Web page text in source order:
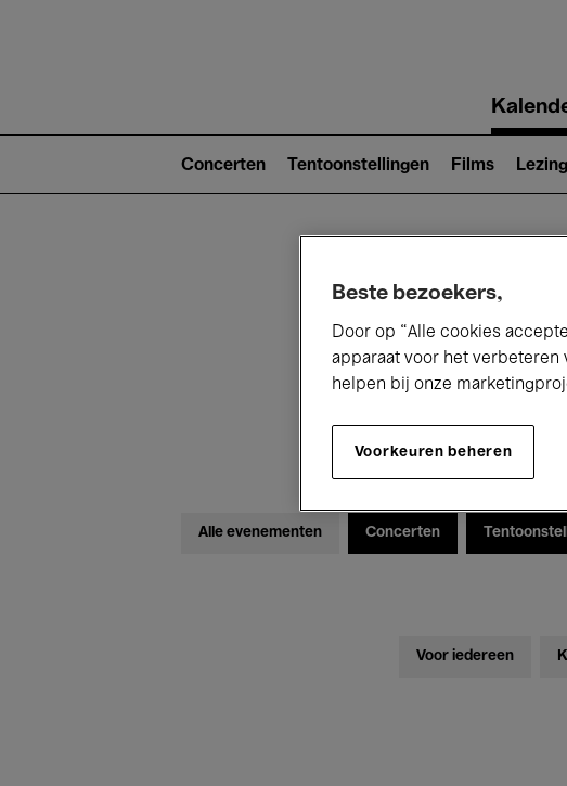
navigation
2)
Concerten Tentoonstellingen Films
Alle evenementen Concerten
Voor iedereen
Beste bezoekers,
Door op “Alle cookies
apparaat voor het verbeteren
helpen bij onze
Voorkeuren beheren